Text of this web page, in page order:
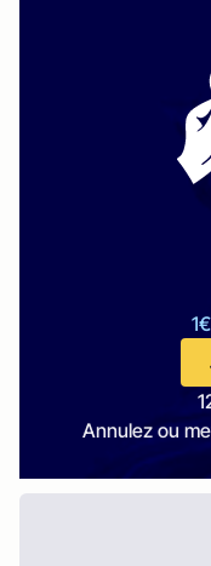
Annulez ou